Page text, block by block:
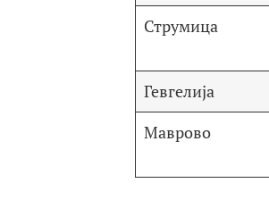
Струмица
Гевгелија
Маврово